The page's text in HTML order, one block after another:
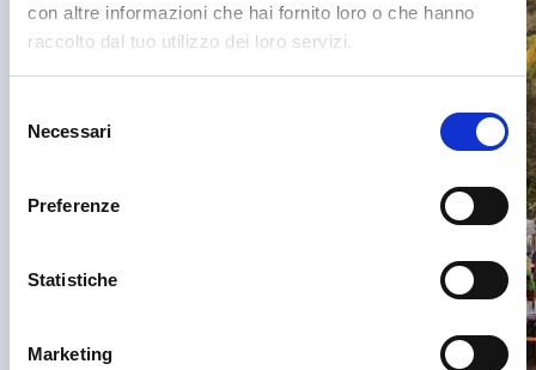
con altre informazioni che hai fornito loro o che hanno
raccolto dal tuo utilizzo dei loro servizi.
delNecessari
Preferenze
Statistiche
Marketing